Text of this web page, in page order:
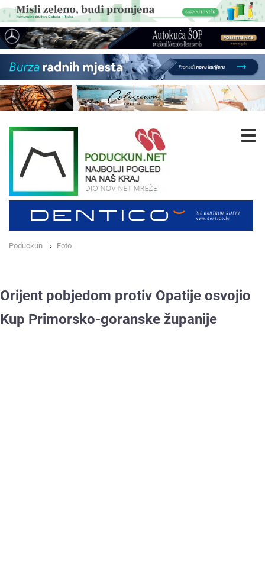
Poduckun Foto
Orijent pobjedom protiv Opatije osvojio
Kup Primorsko-goranske županije